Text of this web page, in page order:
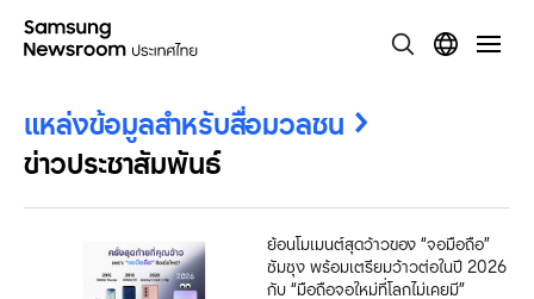
แหล่งข้อมูลสำหรับสื่อมวลชน
ข่าวประชาสัมพันธ์
ย้อนโมเมนต์สุดว้าวของ “จอมือถือ”
ซัมซุง พร้อมเตรียมว้าวต่อในปี 2026
กับ “มือถือจอใหม่ที่โลกไม่เคยมี”